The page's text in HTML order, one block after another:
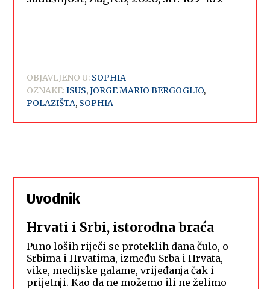
OBJAVLJENO U: SOPHIA
OZNAKE:ISUS,JORGE MARIO BERGOGLIO,
POLAZIŠTA, SOPHIA
Uvodnik
Hrvati i Srbi, istorodna braća
Puno loših riječi se proteklih dana čulo, o
Srbima i Hrvatima, između Srba i Hrvata,
vike, medijske galame, vrijeđanja čak i
prijetnji. Kao da ne možemo ili ne želimo